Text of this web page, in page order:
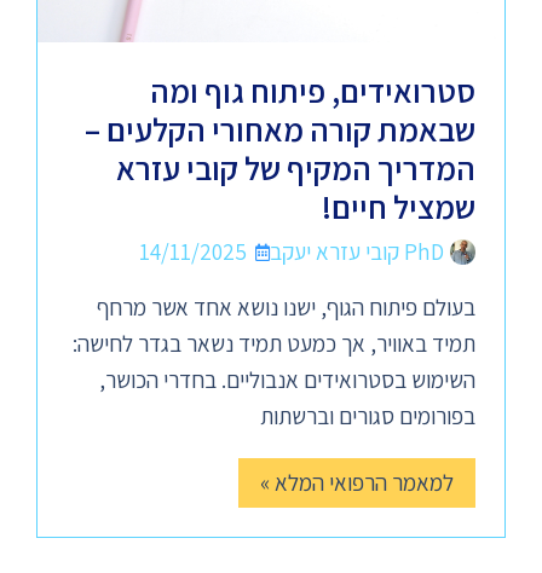
סטרואידים, פיתוח גוף ומה
שבאמת קורה מאחורי הקלעים –
המדריך המקיף של קובי עזרא
שמציל חיים!
PhD קובי עזרא יעקב
14/11/2025
בעולם פיתוח הגוף, ישנו נושא אחד אשר מרחף
תמיד באוויר, אך כמעט תמיד נשאר בגדר לחישה:
השימוש בסטרואידים אנבוליים. בחדרי הכושר,
בפורומים סגורים וברשתות
למאמר הרפואי המלא »